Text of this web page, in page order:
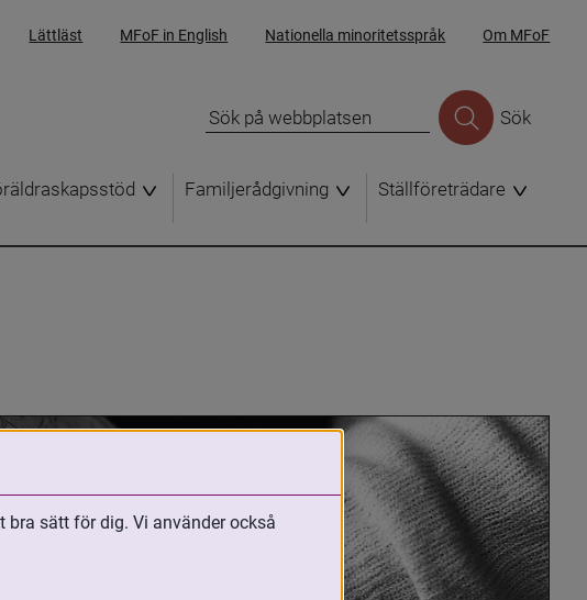
Lättläst MFoF in English Nationella minoritetsspråk Om MFoF
Sök
Familjerådgivning Ställföreträdare
sätt för dig. Vi använder också